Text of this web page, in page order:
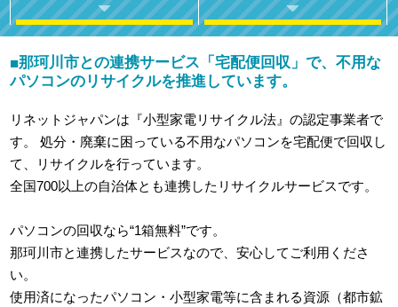
■那珂川市との連携サービス「宅配便回収」で、不用な
パソコンのリサイクルを推進しています。
リネットジャパンは『小型家電リサイクル法』の認定事業者で
す。
処分・廃棄に困っている不用なパソコンを宅配便で回収し
て、リサイクルを行っています。
全国700以上の自治体とも連携したリサイクルサービスです。
パソコンの回収なら“1箱無料”です。
那珂川市と連携したサービスなので、安心してご利用くださ
い。
使用済になったパソコン・小型家電等に含まれる資源（都市鉱